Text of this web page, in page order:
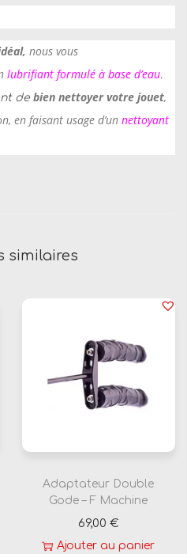
nous vous
lubrifiant formulé à base d’eau.
de bien nettoyer votre jouet,
en faisant usage d’un nettoyant
similaires
Adaptateur Double
Gode – F Machine
69,00 €
Ajouter au panier